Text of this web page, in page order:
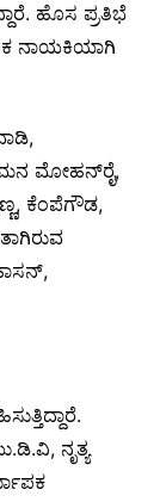
ಹೊಸ ಪ್ರತಿಭೆ
ನಾಯಕಿಯಾಗಿ
ಮೋಹನ್‍ರೈ,
ಕೆಂಪೆಗೌಡ,
ನೃತ್ಯ